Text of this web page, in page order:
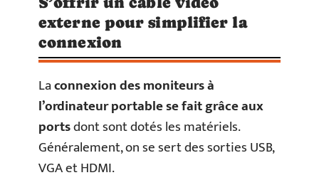
externe pour simplifier la
connexion
Laconnexion des moniteurs à
l’ordinateur portable se fait grâce aux
portsdont sont dotés les matériels.
Généralement, on se sert des sorties USB,
VGA et HDMI.